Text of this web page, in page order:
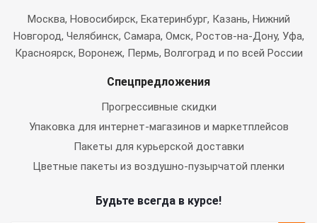
Москва, Новосибирск, Екатеринбург, Казань, Нижний
Новгород, Челябинск, Самара, Омск, Ростов-на-Дону, Уфа,
Красноярск, Воронеж, Пермь, Волгоград и по всей России
Спецпредложения
Прогрессивные скидки
Упаковка для интернет-магазинов и маркетплейсов
Пакеты для курьерской доставки
Цветные пакеты из воздушно-пузырчатой пленки
Будьте всегда в курсе!